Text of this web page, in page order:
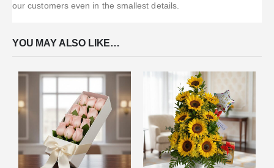
our customers even in the smallest details.
YOU MAY ALSO LIKE…